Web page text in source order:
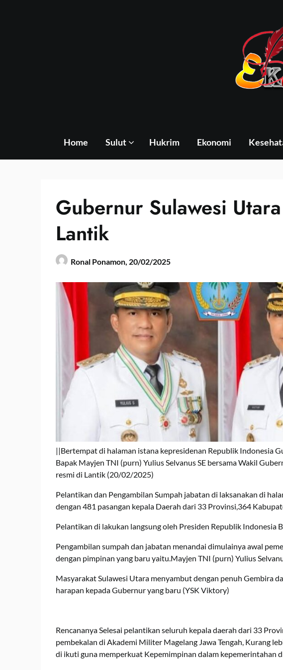
Home Sulut Hukrim Ekonomi
Gubernur Sulawesi
Lantik
Ronal Ponamon, 20/02/2025
||Bertempat di halaman istana kepresidenan Republik Indonesia
Bapak Mayjen TNI (purn) Yulius Selvanus SE bersama Wakil
resmi di Lantik (20/02/2025)
Pelantikan dan Pengambilan Sumpah jabatan di laksanakan di
dengan 481 pasangan kepala Daerah dari 33 Provinsi,364
Pelantikan di lakukan langsung oleh Presiden Republik Indonesia
Pengambilan sumpah dan jabatan menandai dimulainya awal
dengan pimpinan yang baru yaitu.Mayjen TNI (purn) Yulius
Masyarakat Sulawesi Utara menyambut dengan penuh Gembira
harapan kepada Gubernur yang baru (YSK Viktory)
Rencananya Selesai pelantikan seluruh kepala daerah dari 33
pembekalan di Akademi Militer Magelang Jawa Tengah, Kurang
di ikuti guna memperkuat Kepemimpinan dalam kepemerintahan